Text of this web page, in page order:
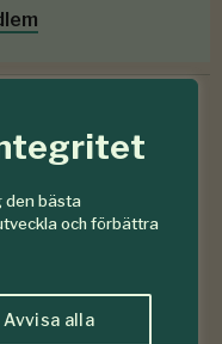
den bästa
och förbättra
Avvisa alla
6-7
2026